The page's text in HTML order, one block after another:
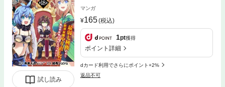
試し読み
マンガ
165(税込)
1pt獲得
ポイント詳細
dカード利用でさらにポイント+2%
返品不可